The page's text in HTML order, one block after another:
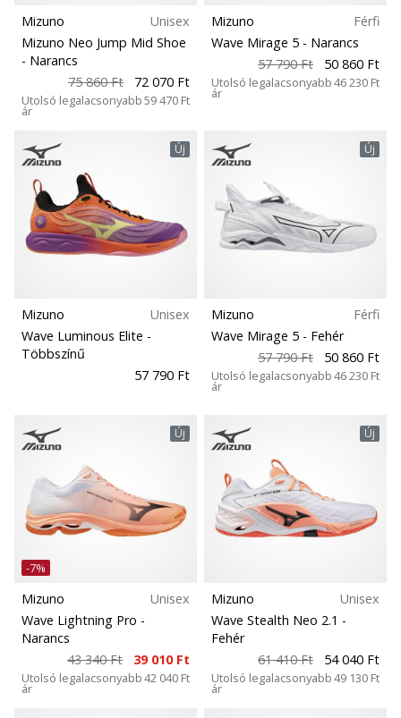
Mizuno
Unisex
Mizuno Neo Jump Mid Shoe
- Narancs
75 860 Ft
72 070 Ft
Utolsó legalacsonyabb
ár
59 470 Ft
Mizuno
Férfi
Wave Mirage 5 - Narancs
57 790 Ft
50 860 Ft
Utolsó legalacsonyabb
ár
46 230 Ft
Új
Mizuno
Unisex
Wave Luminous Elite -
Többszínű
57 790 Ft
Új
Mizuno
Férfi
Wave Mirage 5 - Fehér
57 790 Ft
50 860 Ft
Utolsó legalacsonyabb
ár
46 230 Ft
Új
-7%
Mizuno
Unisex
Wave Lightning Pro -
Narancs
43 340 Ft
39 010 Ft
Utolsó legalacsonyabb
ár
42 040 Ft
Új
Mizuno
Unisex
Wave Stealth Neo 2.1 -
Fehér
61 410 Ft
54 040 Ft
Utolsó legalacsonyabb
ár
49 130 Ft